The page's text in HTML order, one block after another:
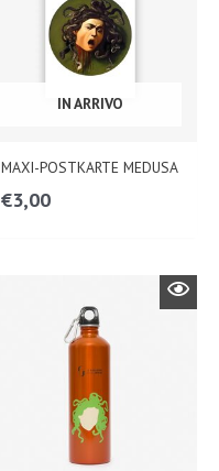
IN ARRIVO
MAXI-POSTKARTE MEDUSA
€3,00